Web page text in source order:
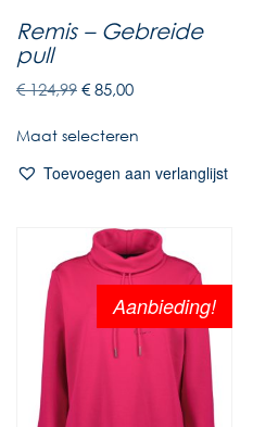
Remis – Gebreide
pull
€124,99 €85,00
Maat selecteren
Toevoegen aan verlanglijst
Aanbieding!